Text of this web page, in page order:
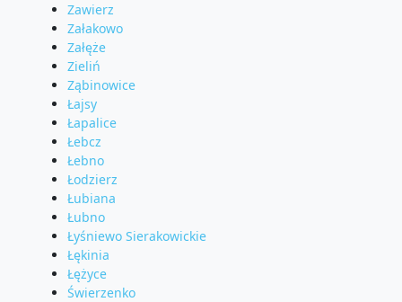
Zawierz
Załakowo
Załęże
Zieliń
Ząbinowice
Łajsy
Łapalice
Łebcz
Łebno
Łodzierz
Łubiana
Łubno
Łyśniewo Sierakowickie
Łękinia
Łężyce
Świerzenko